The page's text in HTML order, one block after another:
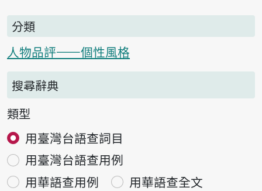
分類
人物品評——個性風格
搜尋辭典
類型
用臺灣台語查詞目
用臺灣台語查用例
用華語查用例
用華語查全文